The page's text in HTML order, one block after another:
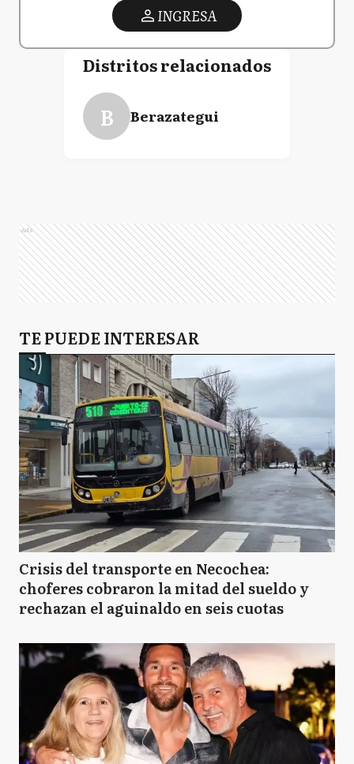
INGRESA
Distritos relacionados
B Berazategui
Ads
TE PUEDE INTERESAR
Crisis del transporte en Necochea:
choferes cobraron la mitad del sueldo y
rechazan el aguinaldo en seis cuotas